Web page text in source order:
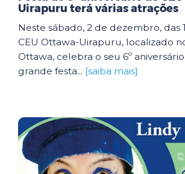
Uirapuru terá várias atrações
Neste sábado, 2 de dezembro, das
CEU Ottawa-Uirapuru, localizado
Ottawa, celebra o seu 6º
grande festa... [saiba mais]